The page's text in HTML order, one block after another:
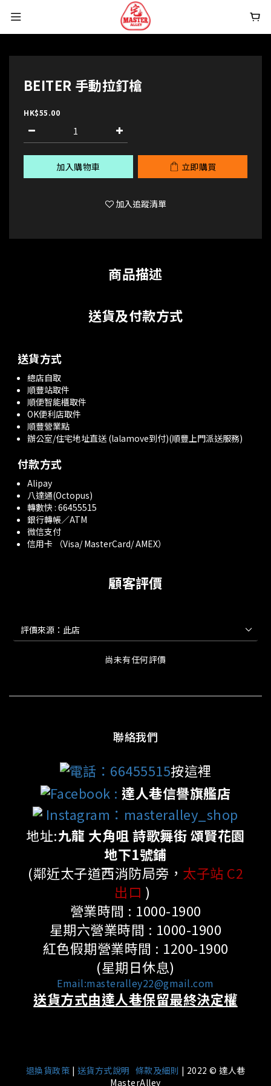
BEITER 手動拉釘槍
HK$55.00
加入購物車 立即購買
加入追蹤清單
商品描述
送貨及付款方式
送貨方式
總店自取
順豐站取件
順便智能櫃取件
OK便利店取件
順豐營業點
辦公室/住宅地址直送 (lalamove到付)(順豐上門派送服務)
付款方式
Alipay
八達通(Octopus)
轉數快 : 66455515
銀行轉帳／ATM
微信支付
信用卡 （Visa/ MasterCard/ AMEX）
顧客評價
尚未有任何評價
聯絡我們
電話：66455515按這裡
Facebook :達人巷信譽旗艦店
Instagram：masteralley_shop
地址:九龍 大角咀 詩歌舞街 頌賢花園
地下1號鋪
(鄰近太子道西消防局旁， 太子站 C2
出口 )
營業時間 : 1000-1900
星期六營業時間 : 1000-1900
紅色假期營業時間 : 1200-1900
(星期日休息)
Email:masteralley22@gmail.com
送貨方式由達人巷保留最終決定權
退換貨政策 | 送貨方式說明 條款及細則 | 2022 © 達人巷
MasterAlley